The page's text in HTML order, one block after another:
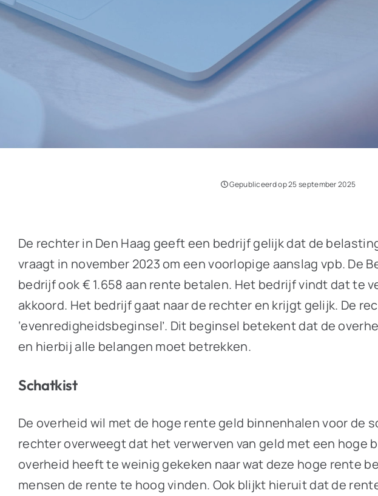
Gepubliceerd op 25 september 2025
De rechter in Den Haag geeft een bedrijf gelijk dat de
vraagt in november 2023 om een voorlopige aanslag vpb.
bedrijf ook € 1.658 aan rente betalen. Het bedrijf vindt dat te
akkoord. Het bedrijf gaat naar de rechter en krijgt gelijk. De
‘evenredigheidsbeginsel’. Dit beginsel betekent dat de
en hierbij alle belangen moet betrekken.
Schatkist
De overheid wil met de hoge rente geld binnenhalen voor
rechter overweegt dat het verwerven van geld met een
overheid heeft te weinig gekeken naar wat deze hoge rente
mensen de rente te hoog vinden. Ook blijkt hieruit dat de